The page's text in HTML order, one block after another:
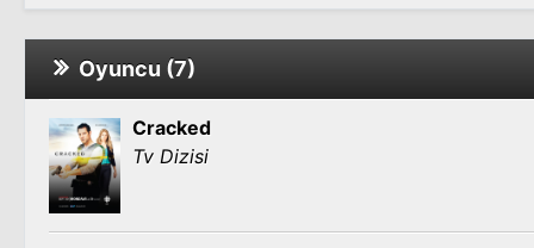
Oyuncu (7)
Cracked
Tv Dizisi